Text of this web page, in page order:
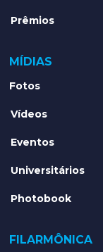
Prêmios
MÍDIAS
Fotos
Vídeos
Eventos
Universitários
Photobook
FILARMÔNICA